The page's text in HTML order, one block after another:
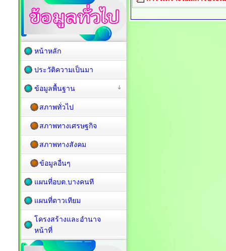
หน้าหลัก
ประวัติความเป็นมา
ข้อมูลพื้นฐาน
สภาพทั่วไป
สภาพทางเศรษฐกิจ
สภาพทางสังคม
ข้อมูลอื่นๆ
แผนที่อบต.บางคนที
แผนที่ดาวเทียม
โครงสร้างและอำนาจ
หน้าที่